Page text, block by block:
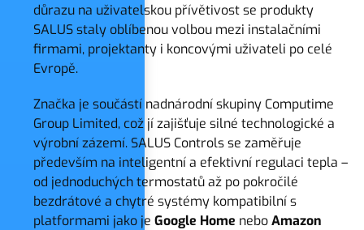
důrazu na uživatelskou přívětivost se produkty
SALUS staly oblíbenou volbou mezi instalačními
firmami, projektanty i koncovými uživateli po celé
Evropě.
Značka je součástí nadnárodní skupiny Computime
Group Limited, což jí zajišťuje silné technologické a
výrobní zázemí. SALUS Controls se zaměřuje
především na inteligentní a efektivní regulaci tepla –
od jednoduchých termostatů až po pokročilé
bezdrátové a chytré systémy kompatibilní s
platformami jako jeGoogle Home neboAmazon